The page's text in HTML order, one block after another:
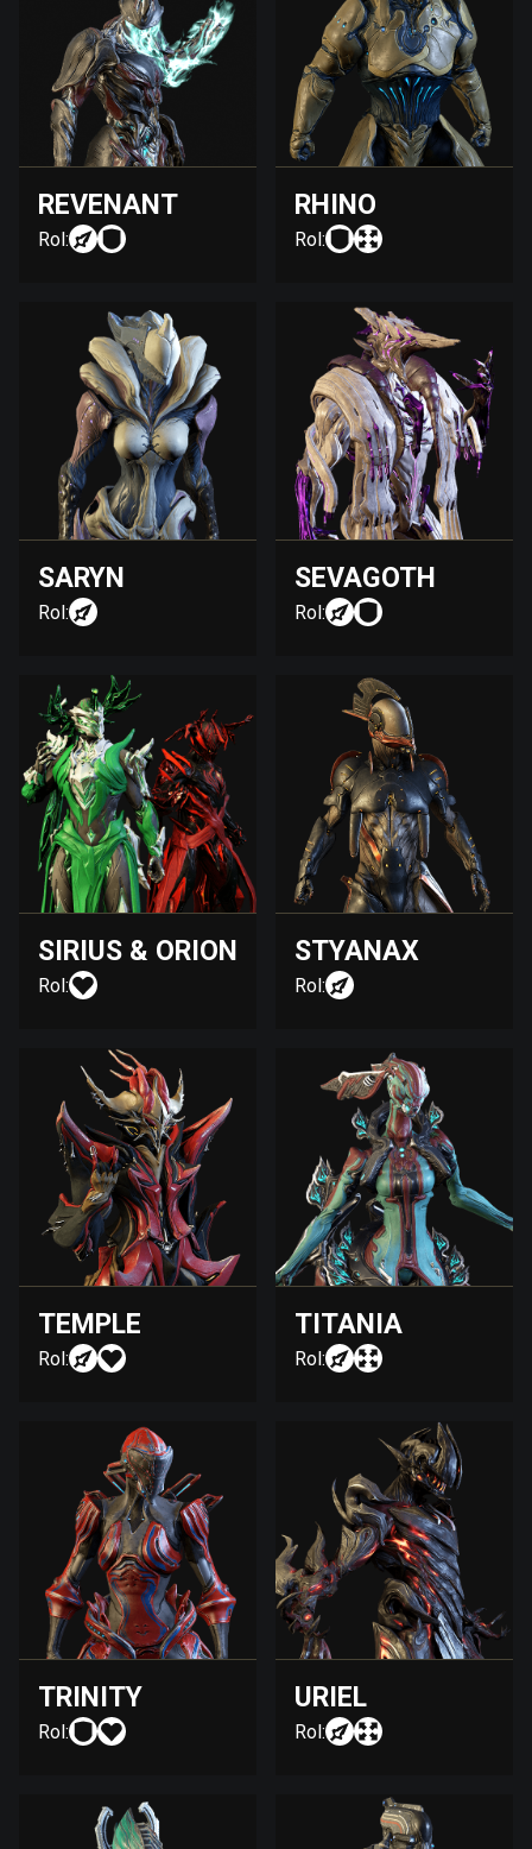
REVENANT
Rol:
RHINO
Rol:
SARYN
Rol:
SEVAGOTH
Rol:
SIRIUS & ORION
Rol:
STYANAX
Rol:
TEMPLE
Rol:
TITANIA
Rol:
TRINITY
Rol:
URIEL
Rol: